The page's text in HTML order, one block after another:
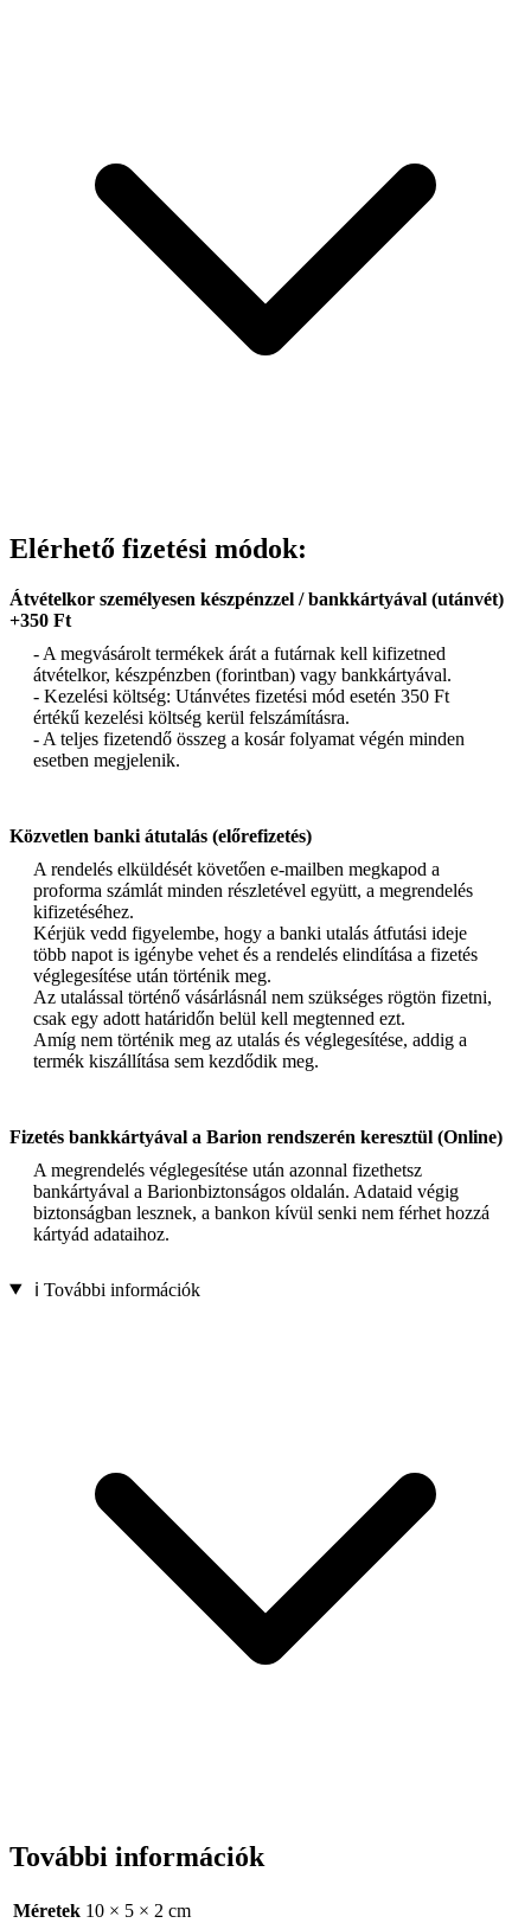
Elérhető fizetési módok:
Átvételkor személyesen készpénzzel / bankkártyával (utánvét)
+350 Ft
- A megvásárolt termékek árát a futárnak kell kifizetned
átvételkor, készpénzben (forintban) vagy bankkártyával.
- Kezelési költség: Utánvétes fizetési mód esetén 350 Ft
értékű kezelési költség kerül felszámításra.
- A teljes fizetendő összeg a kosár folyamat végén minden
esetben megjelenik.
Közvetlen banki átutalás (előrefizetés)
A rendelés elküldését követően e-mailben megkapod a
proforma számlát minden részletével együtt, a megrendelés
kifizetéséhez.
Kérjük vedd figyelembe, hogy a banki utalás átfutási ideje
több napot is igénybe vehet és a rendelés elindítása a fizetés
véglegesítése után történik meg.
Az utalással történő vásárlásnál nem szükséges rögtön fizetni,
csak egy adott határidőn belül kell megtenned ezt.
Amíg nem történik meg az utalás és véglegesítése, addig a
termék kiszállítása sem kezdődik meg.
Fizetés bankkártyával a Barion rendszerén keresztül (Online)
A megrendelés véglegesítése után azonnal fizethetsz
bankártyával a Barionbiztonságos oldalán. Adataid végig
biztonságban lesznek, a bankon kívül senki nem férhet hozzá
kártyád adataihoz.
ℹ️ További információk
További információk
Méretek 10 × 5 × 2 cm